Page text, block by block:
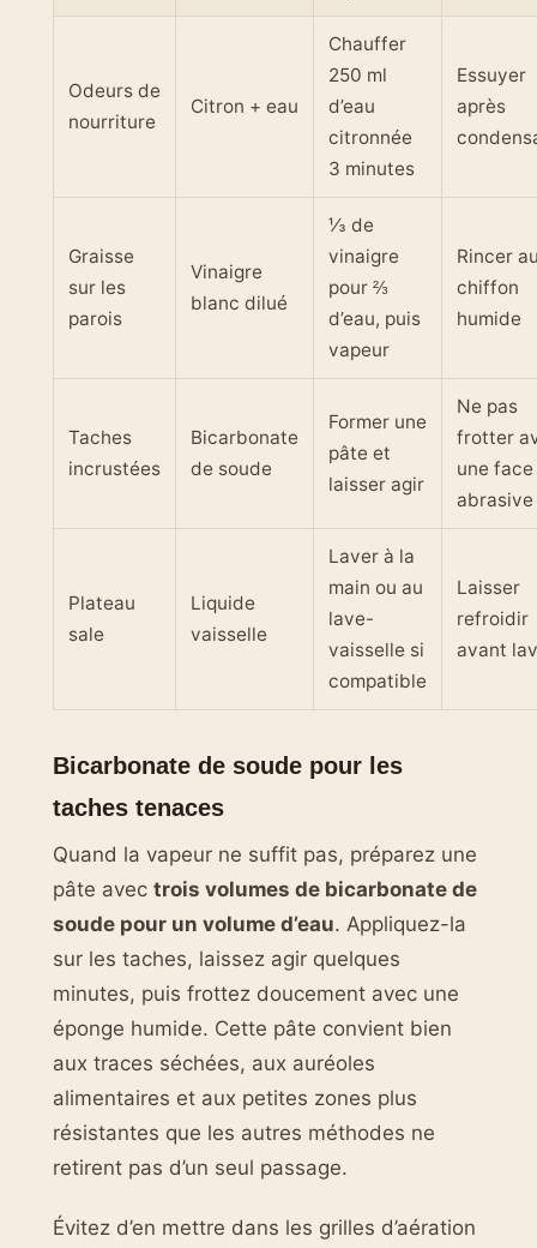
Odeurs de
nourriture
Citron + eau
Chauffer
250 ml
d’eau
citronnée
3 minutes
Essuyer
après
Graisse
sur les
parois
Vinaigre
blanc dilué
⅓ de
vinaigre
pour ⅔
d’eau, puis
vapeur
Rincer
chiffon
humide
Taches
incrustées
Bicarbonate
de soude
Former une
pâte et
laisser agir
Ne pas
frotter
une face
abrasive
Plateau
sale
Liquide
vaisselle
Laver à la
main ou au
lave-
vaisselle si
compatible
Laisser
refroidir
avant
Bicarbonate de soude pour les
taches tenaces
Quand la vapeur ne suffit pas, préparez une
pâte avec trois volumes de bicarbonate de
soude pour un volume d’eau. Appliquez-la
sur les taches, laissez agir quelques
minutes, puis frottez doucement avec une
éponge humide. Cette pâte convient bien
aux traces séchées, aux auréoles
alimentaires et aux petites zones plus
résistantes que les autres méthodes ne
retirent pas d’un seul passage.
Évitez d’en mettre dans les grilles d’aération